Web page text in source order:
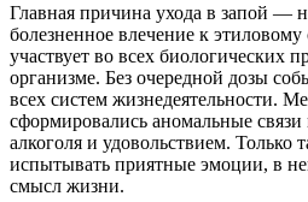
Главная причина ухода в запой —
болезненное влечение к
участвует во всех биологических
организме. Без очередной дозы
всех систем жизнедеятельности.
сформировались аномальные
алкоголя и удовольствием. Только
испытывать приятные эмоции, в
смысл жизни.